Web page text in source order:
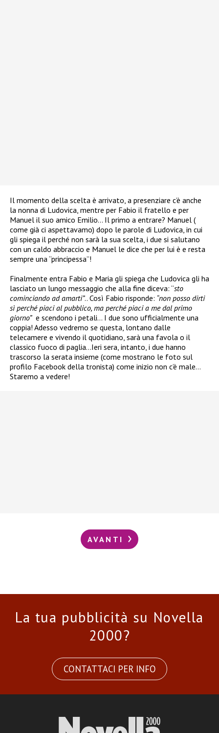
Il momento della scelta è arrivato, a presenziare c’è anche
la nonna di Ludovica, mentre per Fabio il fratello e per
Manuel il suo amico Emilio… Il primo a entrare? Manuel (
come già ci aspettavamo) dopo le parole di Ludovica, in cui
gli spiega il perché non sarà la sua scelta, i due si salutano
con un caldo abbraccio e Manuel le dice che per lui è e resta
sempre una “principessa”!
Finalmente entra Fabio e Maria gli spiega che Ludovica gli ha
lasciato un lungo messaggio che alla fine diceva: “sto
cominciando ad amarti”.. Così Fabio risponde: “non posso dirti
sì perché piaci al pubblico, ma perché piaci a me dal primo
giorno”e scendono i petali… I due sono ufficialmente una
coppia! Adesso vedremo se questa, lontano dalle
telecamere e vivendo il quotidiano, sarà una favola o il
classico fuoco di paglia…Ieri sera, intanto, i due hanno
trascorso la serata insieme (come mostrano le foto sul
profilo Facebook della tronista) come inizio non c’è male…
Staremo a vedere!
AVANTI
La tua pubblicità su Novella
2000?
CONTATTACI PER INFO